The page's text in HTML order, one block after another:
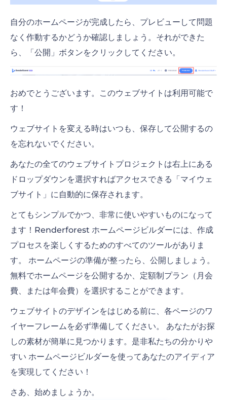
自分のホームページが完成したら、プレビューして問題
なく作動するかどうか確認しましょう。それができた
ら、「公開」ボタンをクリックしてください。
おめでとうございます。このウェブサイトは利用可能で
す！
ウェブサイトを変える時はいつも、保存して公開するの
を忘れないでください。
あなたの全てのウェブサイトプロジェクトは右上にある
ドロップダウンを選択すればアクセスできる「マイウェ
ブサイト」に自動的に保存されます。
とてもシンプルでかつ、非常に使いやすいものになって
ます！ Renderforest ホームページビルダーには、作成
プロセスを楽しくするためのすべてのツールがありま
す。
ホームページの準備が整ったら、公開しましょう。
無料でホームページを公開するか、定額制プラン（月会
費、または年会費）を選択することができます。
ウェブサイトのデザインをはじめる前に、各ページのワ
イヤーフレームを必ず準備してください。
あなたがお探
しの素材が簡単に見つかります。是非私たちの分かりや
すい ホームページビルダーを使ってあなたのアイディア
を実現してください！
さあ、始めましょうか。